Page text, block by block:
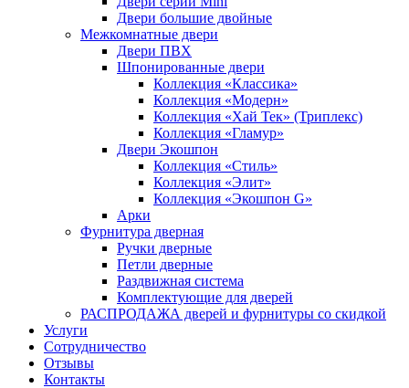
Двери большие двойные
Межкомнатные двери
Двери ПВХ
Шпонированные двери
Коллекция «Классика»
Коллекция «Модерн»
Коллекция «Хай Тек» (Триплекс)
Коллекция «Гламур»
Двери Экошпон
Коллекция «Cтиль»
Коллекция «Элит»
Коллекция «Экошпон G»
Арки
Фурнитура дверная
Ручки дверные
Петли дверные
Раздвижная система
Комплектующие для дверей
РАСПРОДАЖА дверей и фурнитуры со скидкой
Услуги
Сотрудничество
Отзывы
Контакты